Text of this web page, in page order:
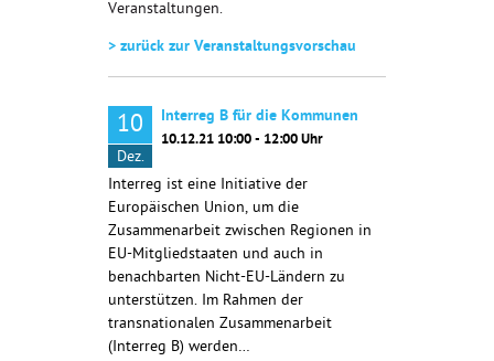
Veranstaltungen.
> zurück zur Veranstaltungsvorschau
10
Dez.
Interreg B für die Kommunen
10.12.21 10:00 - 12:00 Uhr
Interreg ist eine Initiative der
Europäischen Union, um die
Zusammenarbeit zwischen Regionen in
EU-Mitgliedstaaten und auch in
benachbarten Nicht-EU-Ländern zu
unterstützen. Im Rahmen der
transnationalen Zusammenarbeit
(Interreg B) werden…